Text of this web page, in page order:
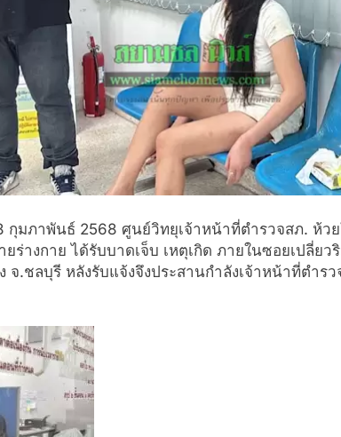
กุมภาพันธ์ 2568 ศูนย์วิทยุเจ้าหน้าที่ตำรวจสภ. ห้ว
ร่างกาย ได้รับบาดเจ็บ เหตุเกิด ภายในซอยเปลี่ย
จ.ชลบุรี หลังรับแจ้งจึงประสานกำลังเจ้าหน้าที่ตำ